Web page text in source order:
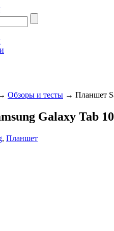
Обзоры и тесты → Планшет
Galaxy Tab
, Планшет